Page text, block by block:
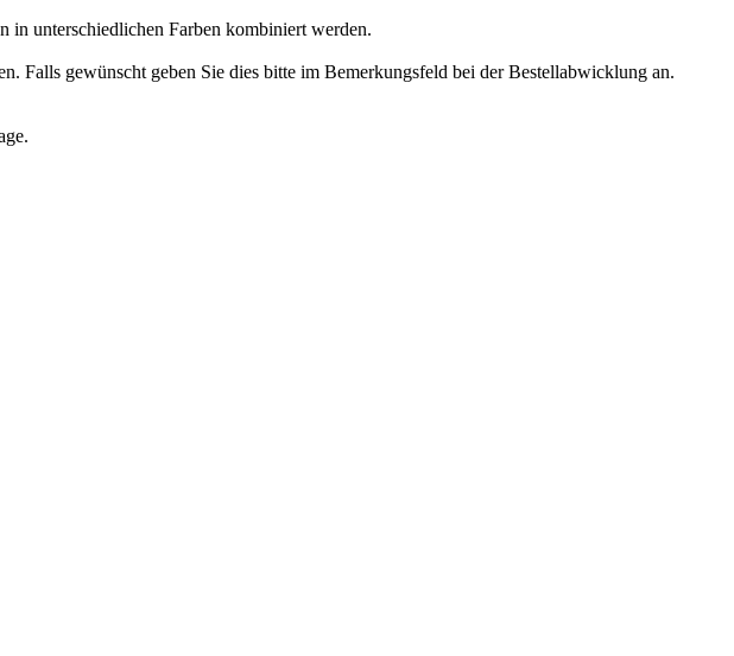
in unterschiedlichen Farben kombiniert werden.
Falls gewünscht geben Sie dies bitte im Bemerkungsfeld bei der Bestellabwicklung an.